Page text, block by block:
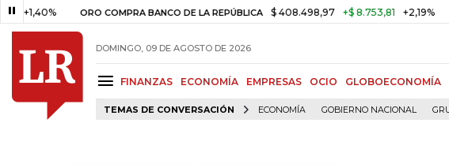
ORO COMPRA BANCO DE LA REPÚBLICA $ 408.498,97 +$ 8.753,81 +2,19% TASA
DOMINGO, 09 DE AGOSTO DE 2026
FINANZAS ECONOMÍA EMPRESAS OCIO GLOBOECONOMÍA
TEMAS DE CONVERSACIÓN ECONOMÍA GOBIERNO NACIONAL